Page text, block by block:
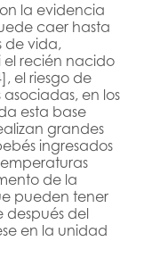
la evidencia
caer hasta
de vida,
el recién nacido
el riesgo de
en los
esta base
grandes
ingresados
de la
pueden tener
después del
en la unidad